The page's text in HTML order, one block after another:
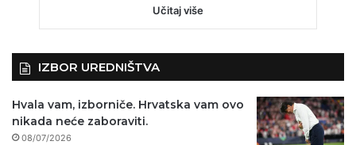
Učitaj više
IZBOR UREDNIŠTVA
Hvala vam, izborniče. Hrvatska vam ovo
nikada neće zaboraviti.
08/07/2026